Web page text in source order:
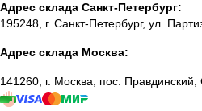
Адрес склада Санкт-Петербург:
195248, г. Санкт-Петербург, ул.
Адрес склада Москва:
141260, г. Москва, пос.